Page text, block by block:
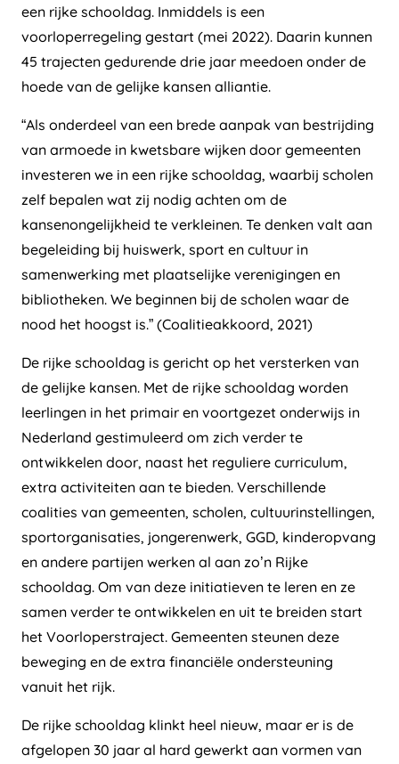
een rijke schooldag. Inmiddels is een
voorloperregeling gestart (mei 2022). Daarin kunnen
45 trajecten gedurende drie jaar meedoen onder de
hoede van de gelijke kansen alliantie.
“Als onderdeel van een brede aanpak van bestrijding
van armoede in kwetsbare wijken door gemeenten
investeren we in een rijke schooldag, waarbij scholen
zelf bepalen wat zij nodig achten om de
kansenongelijkheid te verkleinen. Te denken valt aan
begeleiding bij huiswerk, sport en cultuur in
samenwerking met plaatselijke verenigingen en
bibliotheken. We beginnen bij de scholen waar de
nood het hoogst is.” (Coalitieakkoord, 2021)
De rijke schooldag is gericht op het versterken van
de gelijke kansen. Met de rijke schooldag worden
leerlingen in het primair en voortgezet onderwijs in
Nederland gestimuleerd om zich verder te
ontwikkelen door, naast het reguliere curriculum,
extra activiteiten aan te bieden. Verschillende
coalities van gemeenten, scholen, cultuurinstellingen,
sportorganisaties, jongerenwerk, GGD, kinderopvang
en andere partijen werken al aan zo’n Rijke
schooldag. Om van deze initiatieven te leren en ze
samen verder te ontwikkelen en uit te breiden start
het Voorloperstraject. Gemeenten steunen deze
beweging en de extra financiële ondersteuning
vanuit het rijk.
De rijke schooldag klinkt heel nieuw, maar er is de
afgelopen 30 jaar al hard gewerkt aan vormen van